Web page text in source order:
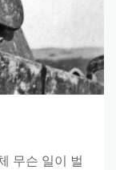
무슨 일이 벌